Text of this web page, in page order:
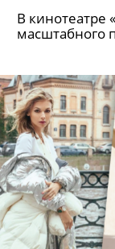
В кинотеатре
масштабного